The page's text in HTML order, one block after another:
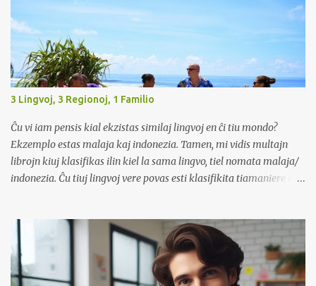
3 Lingvoj, 3 Regionoj, 1 Familio
Ĉu vi iam pensis kial ekzistas similaj lingvoj en ĉi tiu mondo?
Ekzemplo estas malaja kaj indonezia. Tamen, mi vidis multajn
librojn kiuj klasifikas ilin kiel la sama lingvo, tiel nomata malaja/
indonezia. Ĉu tiuj lingvoj vere povas esti klasifikita tiamaniere aŭ